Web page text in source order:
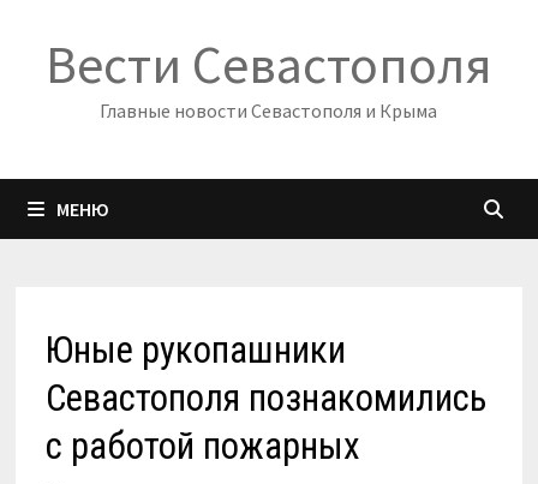
содержимому
Вести Севастополя
Главные новости Севастополя и Крыма
МЕНЮ
Юные рукопашники
Севастополя познакомились
с работой пожарных